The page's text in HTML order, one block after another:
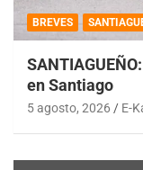
BREVES
en Santiago
5 agosto, 2026 E-